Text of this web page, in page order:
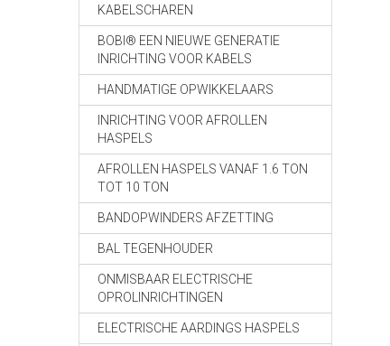
KABELSCHAREN
BOBI® EEN NIEUWE GENERATIE
INRICHTING VOOR KABELS
HANDMATIGE OPWIKKELAARS
INRICHTING VOOR AFROLLEN
HASPELS
AFROLLEN HASPELS VANAF 1.6 TON
TOT 10 TON
BANDOPWINDERS AFZETTING
BAL TEGENHOUDER
ONMISBAAR ELECTRISCHE
OPROLINRICHTINGEN
ELECTRISCHE AARDINGS HASPELS